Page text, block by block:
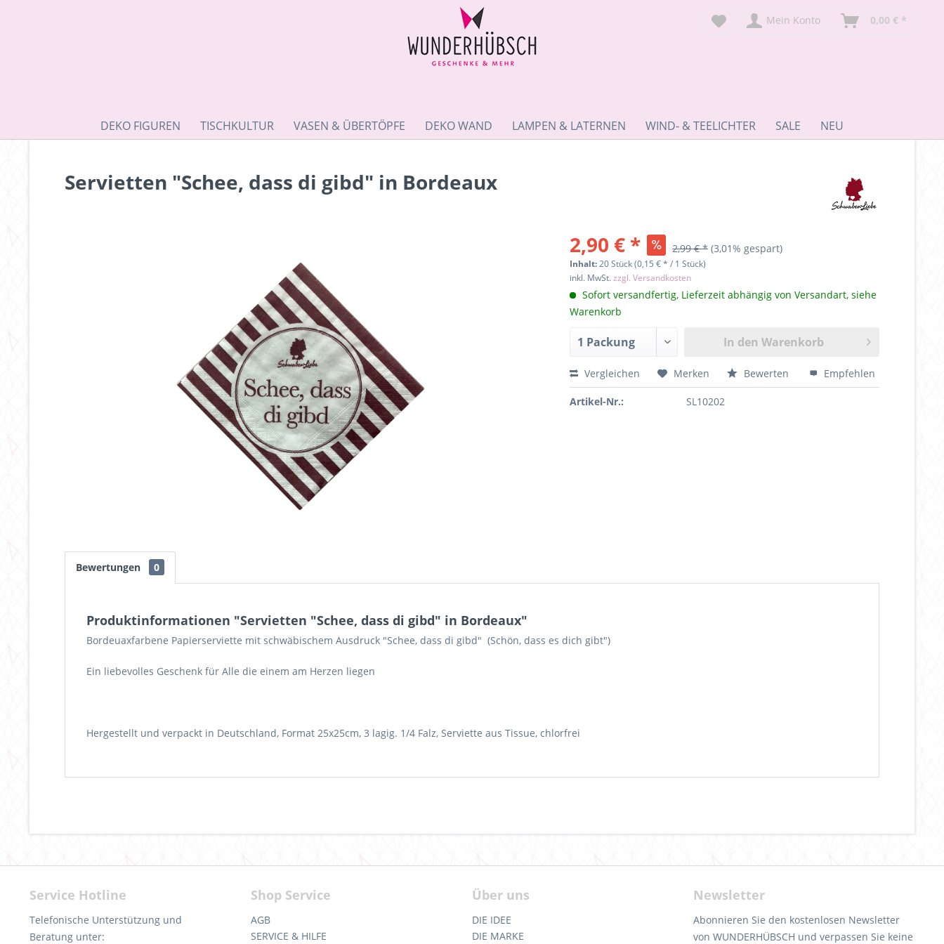
Mein Konto 0,00 € *
DEKO FIGUREN TISCHKULTUR VASEN & ÜBERTÖPFE DEKO WAND LAMPEN & LATERNEN WIND- & TEELICHTER SALE NEU
Servietten "Schee, dass di gibd" in Bordeaux
2,90 € * 2,99 € * (3,01% gespart)
Inhalt:20 Stück (0,15 € * / 1 Stück)
inkl. MwSt.zzgl. Versandkosten
Sofort versandfertig, Lieferzeit abhängig von Versandart, siehe
Warenkorb
In den Warenkorb
Vergleichen Merken Bewerten Empfehlen
Artikel-Nr.: SL10202
Bewertungen 0
Produktinformationen "Servietten "Schee, dass di gibd" in Bordeaux"
Bordeuaxfarbene Papierserviette mit schwäbischem Ausdruck "Schee, dass di gibd" (Schön, dass es dich gibt")
Ein liebevolles Geschenk für Alle die einem am Herzen liegen
Hergestellt und verpackt in Deutschland, Format 25x25cm, 3 lagig. 1/4 Falz, Serviette aus Tissue, chlorfrei
Service Hotline
Telefonische Unterstützung und
Beratung unter:
Shop Service
AGB
SERVICE & HILFE
Über uns
DIE IDEE
DIE MARKE
Newsletter
Abonnieren Sie den kostenlosen Newsletter
von WUNDERHÜBSCH und verpassen Sie keine